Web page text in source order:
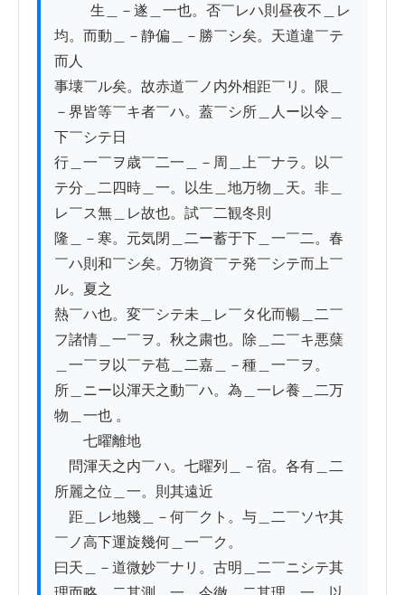
均。而動＿－静偏＿－勝￣シ矣。天道違￣テ
而人
事壊￣ル矣。故赤道￣ノ内外相距￣リ。限＿
－界皆等￣キ者￣ハ。蓋￣シ所＿人ー以令＿
下￣シテ日
行＿一￣ヲ歳￣二一＿－周＿上￣ナラ。以￣
テ分＿二四時＿一。以生＿地万物＿天。非＿
レ￣ス無＿レ故也。試￣二観冬則
隆＿－寒。元気閉＿二ー蓄于下＿一￣二。春
￣ハ則和￣シ矣。万物資￣テ発￣シテ而上￣
ル。夏之
熱￣ハ也。変￣シテ未＿レ￣タ化而暢＿二￣
フ諸情＿一￣ヲ。秋之粛也。除＿二￣キ悪蘖
＿一￣ヲ以￣テ苞＿二嘉＿－種＿一￣ヲ。
所＿ニー以渾天之動￣ハ。為＿一レ養＿二万
物＿一也 。
七曜離地
問渾天之内￣ハ。七曜列＿－宿。各有＿二
所麗之位＿一。則其遠近
距＿レ地幾＿－何￣クト。与＿二￣ソヤ其
￣ノ高下運旋幾何＿一￣ク。
曰天＿－道微妙￣ナリ。古明＿二￣ニシテ其